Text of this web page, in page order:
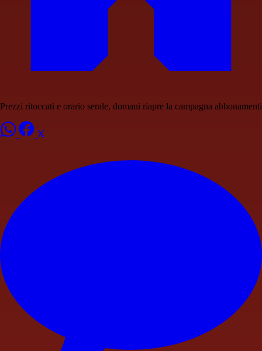
Prezzi ritoccati e orario serale, domani riapre la campagna abbonamenti